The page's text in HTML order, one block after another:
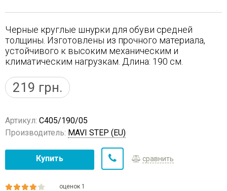
Черные круглые шнурки для обуви средней
толщины. Изготовлены из прочного материала,
устойчивого к высоким механическим и
климатическим нагрузкам. Длина: 190 см.
219 грн.
Артикул: C405/190/05
Производитель: MAVI STEP (EU)
Купить сравнить
оценок 1